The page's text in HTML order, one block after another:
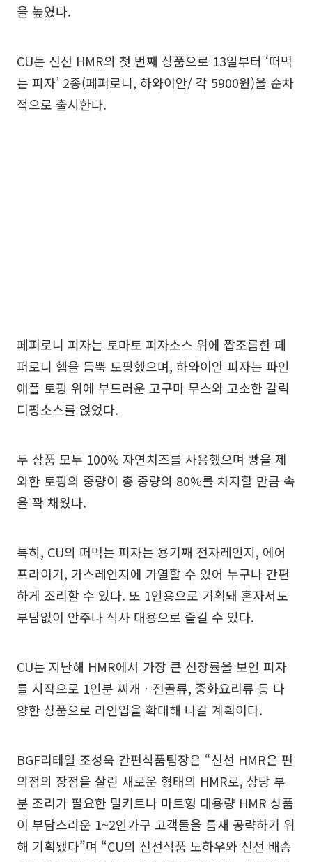
을 높였다.
CU는 신선 HMR의 첫 번째 상품으로 13일부터 ‘떠먹
는 피자’ 2종(페퍼로니, 하와이안/ 각 5900원)을 순차
적으로 출시한다.
페퍼로니 피자는 토마토 피자소스 위에 짭조름한 페
퍼로니 햄을 듬뿍 토핑했으며, 하와이안 피자는 파인
애플 토핑 위에 부드러운 고구마 무스와 고소한 갈릭
디핑소스를 얹었다.
두 상품 모두 100% 자연치즈를 사용했으며 빵을 제
외한 토핑의 중량이 총 중량의 80%를 차지할 만큼 속
을 꽉 채웠다.
특히, CU의 떠먹는 피자는 용기째 전자레인지, 에어
프라이기, 가스레인지에 가열할 수 있어 누구나 간편
하게 조리할 수 있다. 또 1인용으로 기획돼 혼자서도
부담없이 안주나 식사 대용으로 즐길 수 있다.
CU는 지난해 HMR에서 가장 큰 신장률을 보인 피자
를 시작으로 1인분 찌개ㆍ전골류, 중화요리류 등 다
양한 상품으로 라인업을 확대해 나갈 계획이다.
BGF리테일 조성욱 간편식품팀장은 “신선 HMR은 편
의점의 장점을 살린 새로운 형태의 HMR로, 상당 부
분 조리가 필요한 밀키트나 마트형 대용량 HMR 상품
이 부담스러운 1~2인가구 고객들을 틈새 공략하기 위
해 기획됐다”며 “CU의 신선식품 노하우와 신선 배송